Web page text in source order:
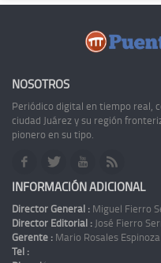
NOSOTROS
Periódico digital en tiempo real,
ciudad Juárez y su región
pionero en su tipo.
INFORMACIÓN ADICIONAL
Director General : Miguel Fierro
Director Editorial : José Fierro
Gerente : Mario Rosales Espinoza
Tel :